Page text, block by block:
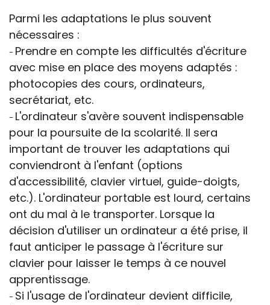
Parmi les adaptations le plus souvent
nécessaires :
- Prendre en compte les difficultés d'écriture
avec mise en place des moyens adaptés :
photocopies des cours, ordinateurs,
secrétariat, etc.
- L'ordinateur s'avère souvent indispensable
pour la poursuite de la scolarité. Il sera
important de trouver les adaptations qui
conviendront à l'enfant (options
d'accessibilité, clavier virtuel, guide-doigts,
etc.). L'ordinateur portable est lourd, certains
ont du mal à le transporter. Lorsque la
décision d'utiliser un ordinateur a été prise, il
faut anticiper le passage à l'écriture sur
clavier pour laisser le temps à ce nouvel
apprentissage.
- Si l'usage de l'ordinateur devient difficile,